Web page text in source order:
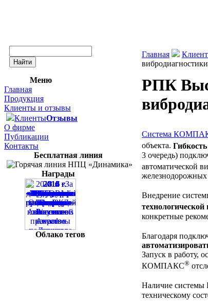
Меню
Главная
Продукция
Клиенты и отзывы
КлиентыОтзывы
О фирме
Публикации
Контакты
Бесплатная линия
Награды
Облако тегов
Главная
РПК
Система
объекта.
3 очередь)
автоматической
железнодорожных
Внедрение
технологической
конкретные
Благодаря
Запуск в работу,
КОМПАКС®
Наличие
техническому